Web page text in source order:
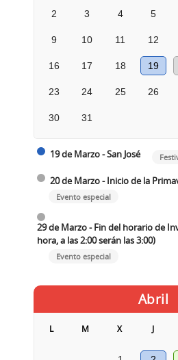
2 3 4 5
9 10 11 12
16 17 18 19
23 24 25 26
30 31
19 de Marzo - San José
20 de Marzo - Inicio de la
Evento especial
29 de Marzo - Fin del horario de
hora, a las 2:00 serán las 3:00)
Evento especial
Abril
L M X J